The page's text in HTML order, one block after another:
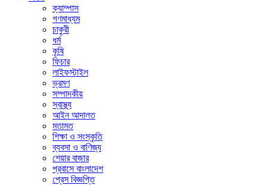
ক্যাম্পাস
গণমাধ্যম
চাকুরী
ধর্ম
কৃষি
ফিচার
লাইফস্টাইল
ভ্রমণ
সম্পাদকীয়
স্বাস্থ্য
আইন আদালত
মতামত
শিক্ষা ও সংস্কৃতি
ব্যবসা ও বাণিজ্য
শেয়ার বাজার
প্রবাসে বাংলাদেশ
প্রেস বিজ্ঞপ্তি